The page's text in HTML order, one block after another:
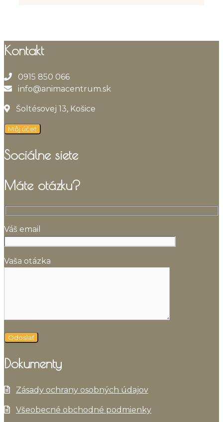
Kontakt
0915 850 066
info@animacentrum.sk
Šoltésovej 13, Košice
Môj účet
Sociálne siete
Máte otázku?
Váš email
Vaša otázka
Dokumenty
Zásady ochrany osobných údajov
Všeobecné obchodné podmienky